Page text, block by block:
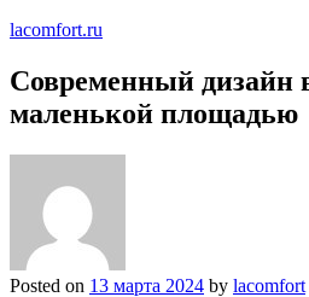
lacomfort.ru
Современный дизайн
маленькой площадью
Posted on 13 марта 2024 by lacomfort